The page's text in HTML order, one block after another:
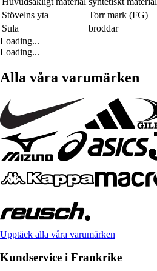
Stövelns yta
Torr mark (FG)
Sula
broddar
Loading...
Loading...
Alla våra varumärken
Upptäck alla våra varumärken
Kundservice i Frankrike